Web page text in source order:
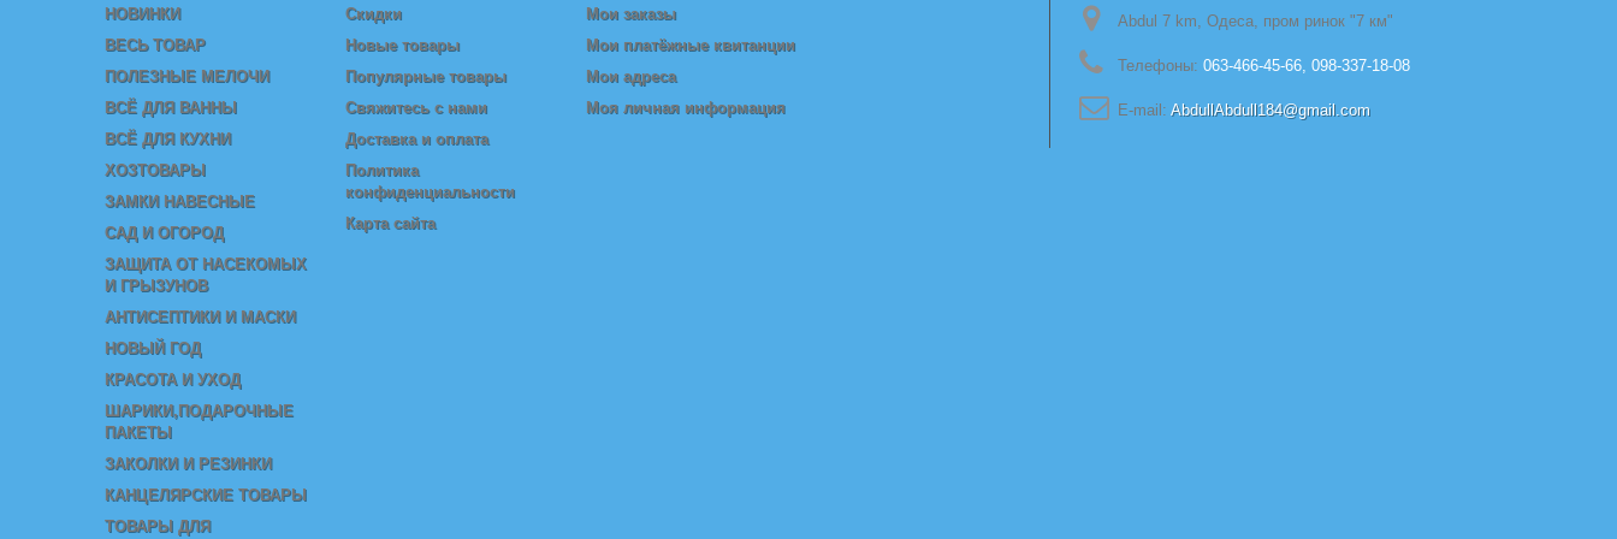
НОВИНКИ
ВЕСЬ ТОВАР
ПОЛЕЗНЫЕ МЕЛОЧИ
ВСЁ ДЛЯ ВАННЫ
ВСЁ ДЛЯ КУХНИ
ХОЗТОВАРЫ
ЗАМКИ НАВЕСНЫЕ
САД И ОГОРОД
ЗАЩИТА ОТ НАСЕКОМЫХ
И ГРЫЗУНОВ
АНТИСЕПТИКИ И МАСКИ
НОВЫЙ ГОД
КРАСОТА И УХОД
ШАРИКИ,ПОДАРОЧНЫЕ
ПАКЕТЫ
ЗАКОЛКИ И РЕЗИНКИ
КАНЦЕЛЯРСКИЕ ТОВАРЫ
ТОВАРЫ ДЛЯ
Скидки
Новые товары
Популярные товары
Свяжитесь с нами
Доставка и оплата
Политика
конфиденциальности
Карта сайта
Мои заказы
Мои платёжные квитанции
Мои адреса
Моя личная информация
Abdul 7 km, Одеса, пром ринок "7 км"
Телефоны: 063-466-45-66, 098-337-18-08
E-mail: AbdullAbdull184@gmail.com